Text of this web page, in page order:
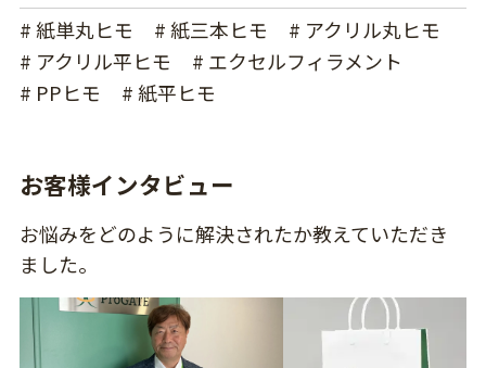
# 紙単丸ヒモ
# 紙三本ヒモ
# アクリル丸ヒモ
# アクリル平ヒモ
# エクセルフィラメント
# PPヒモ
# 紙平ヒモ
お客様インタビュー
お悩みをどのように解決されたか教えていただき
ました。